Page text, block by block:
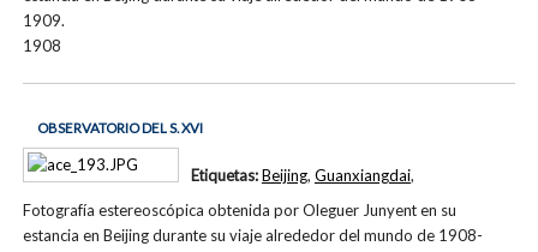
1909.
1908
OBSERVATORIO DEL S. XVI
Fotografía estereoscópica obtenida por Oleguer Junyent en su
estancia en Beijing durante su viaje alrededor del mundo de 1908-
Etiquetas:Beijing, Guanxiangdai,